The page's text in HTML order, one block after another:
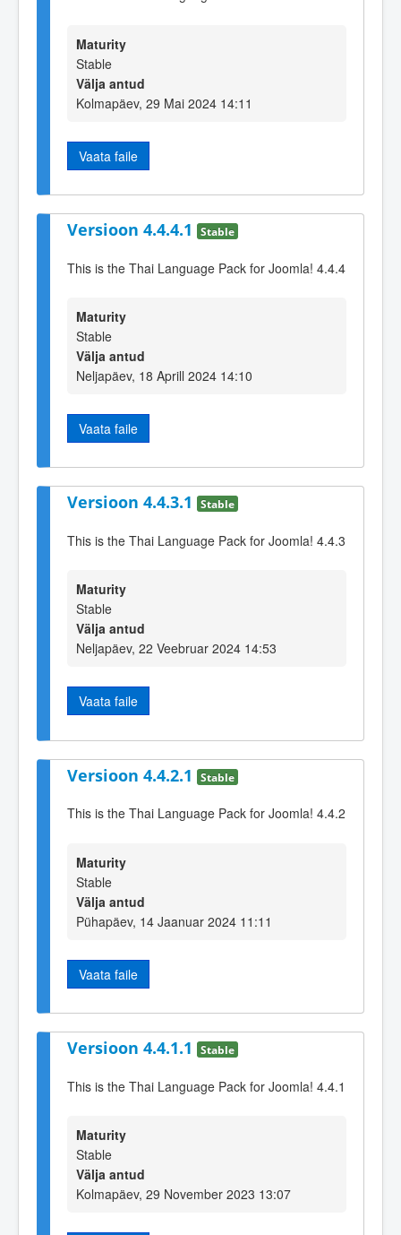
Maturity
Stable
Välja antud
Kolmapäev, 29 Mai 2024 14:11
Vaata faile
Versioon 4.4.4.1 Stable
This is the Thai Language Pack for Joomla! 4.4.4
Maturity
Stable
Välja antud
Neljapäev, 18 Aprill 2024 14:10
Vaata faile
Versioon 4.4.3.1 Stable
This is the Thai Language Pack for Joomla! 4.4.3
Maturity
Stable
Välja antud
Neljapäev, 22 Veebruar 2024 14:53
Vaata faile
Versioon 4.4.2.1 Stable
This is the Thai Language Pack for Joomla! 4.4.2
Maturity
Stable
Välja antud
Pühapäev, 14 Jaanuar 2024 11:11
Vaata faile
Versioon 4.4.1.1 Stable
This is the Thai Language Pack for Joomla! 4.4.1
Maturity
Stable
Välja antud
Kolmapäev, 29 November 2023 13:07